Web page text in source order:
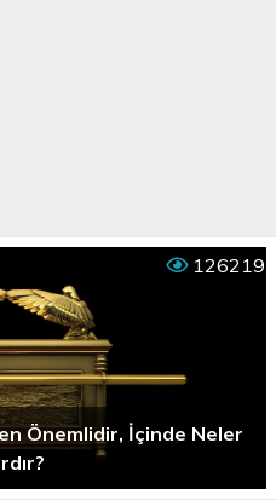
Önemlidir, İçinde Neler
126219